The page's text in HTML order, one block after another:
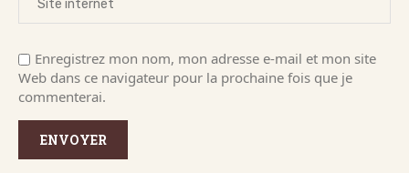
Enregistrez mon nom, mon adresse e-mail et mon site
Web dans ce navigateur pour la prochaine fois que je
commenterai.